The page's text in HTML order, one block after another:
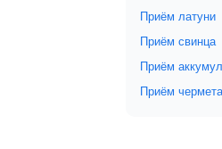
Приём латуни
Приём свинца
Приём
Приём чермета